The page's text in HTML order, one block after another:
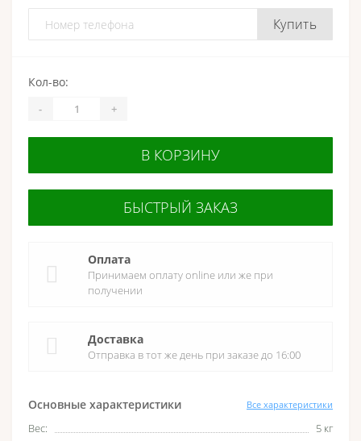
Купить
Основные характеристики Все характеристики
Вес:
5 кг
Кол-во:
- +
В КОРЗИНУ
БЫСТРЫЙ ЗАКАЗ
Оплата
Принимаем оплату online или же при
получении
Доставка
Отправка в тот же день при заказе до 16:00